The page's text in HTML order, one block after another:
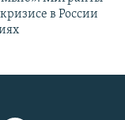
в России